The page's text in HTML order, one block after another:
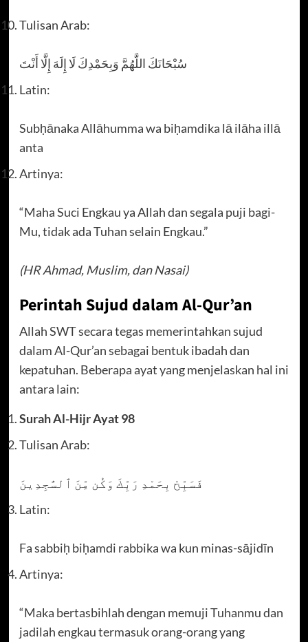
Tulisan Arab:
سُبْحَانَكَ اللَّهُمَّ وَبِحَمْدِكَ لَا إِلَهَ إِلَّا أَنْتَ
Latin:
Subḥānaka Allāhumma wa biḥamdika lā ilāha illā
anta
Artinya:
“Maha Suci Engkau ya Allah dan segala puji bagi-
Mu, tidak ada Tuhan selain Engkau.”
(HR Ahmad, Muslim, dan Nasai)
Perintah Sujud dalam Al-Qur’an
Allah SWT secara tegas memerintahkan sujud
dalam Al-Qur’an sebagai bentuk ibadah dan
kepatuhan. Beberapa ayat yang menjelaskan hal ini
antara lain:
Surah Al-Hijr Ayat 98
Tulisan Arab:
فَسَبِّحْ بِحَمْدِ رَبِّكَ وَكُن مِّنَ ٱلسَّٰجِدِينَ
Latin:
Fa sabbiḥ biḥamdi rabbika wa kun minas-sājidīn
Artinya:
“Maka bertasbihlah dengan memuji Tuhanmu dan
jadilah engkau termasuk orang-orang yang